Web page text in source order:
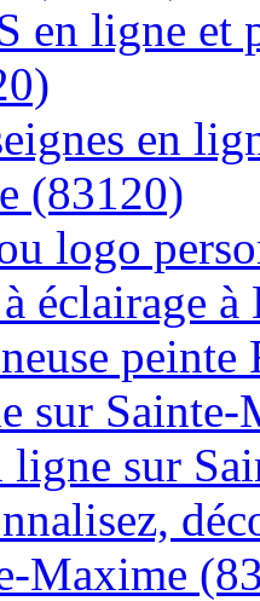
en ligne et
en
(83120)
logo
éclairage
sur
ligne sur
Maxime